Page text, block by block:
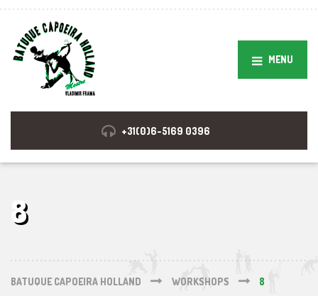
MENU
+31(0)6-5169 0396
8
BATUQUE CAPOEIRA HOLLAND WORKSHOPS 8